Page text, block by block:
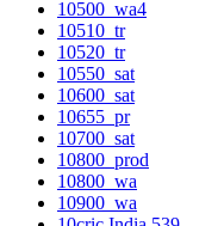
10500_wa4
10510_tr
10520_tr
10550_sat
10600_sat
10655_pr
10700_sat
10800_prod
10800_wa
10900_wa